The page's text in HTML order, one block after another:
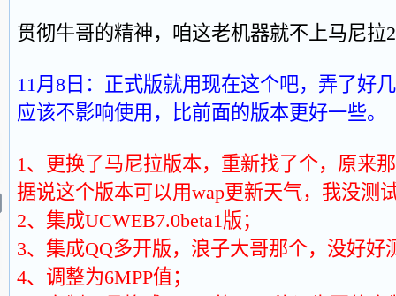
贯彻牛哥的精神，咱这老机器就不上马尼拉
11月8日：正式版就用现在这个吧，弄了好
应该不影响使用，比前面的版本更好一些。
1、更换了马尼拉版本，重新找了个，原来
据说这个版本可以用wap更新天气，我没测
2、集成UCWEB7.0beta1版；
3、集成QQ多开版，浪子大哥那个，没好好
4、调整为6MPP值；